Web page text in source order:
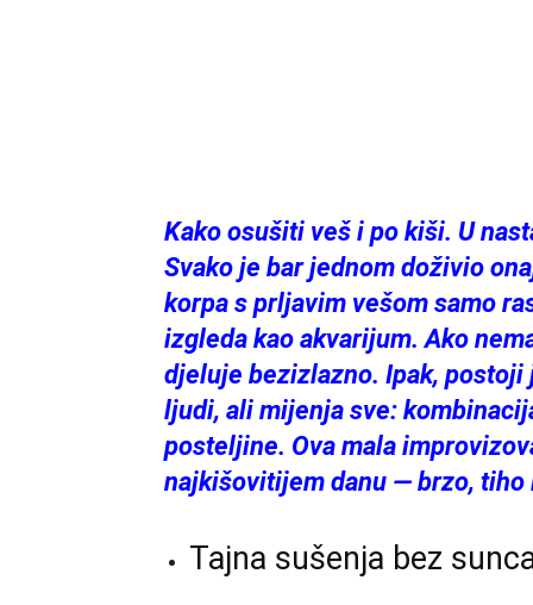
Kako osušiti veš i po kiši. U
Svako je bar jednom doživio
korpa s prljavim vešom samo
izgleda kao akvarijum. Ako
djeluje bezizlazno. Ipak,
ljudi, ali mijenja sve:
posteljine. Ova mala
najkišovitijem danu — brzo,
Tajna sušenja bez